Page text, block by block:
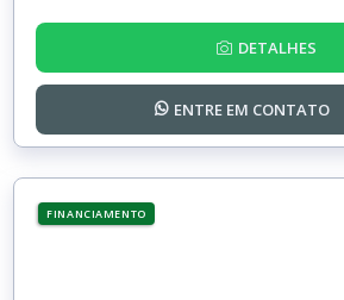
DETALHES
ENTRE EM CONTATO
FINANCIAMENTO